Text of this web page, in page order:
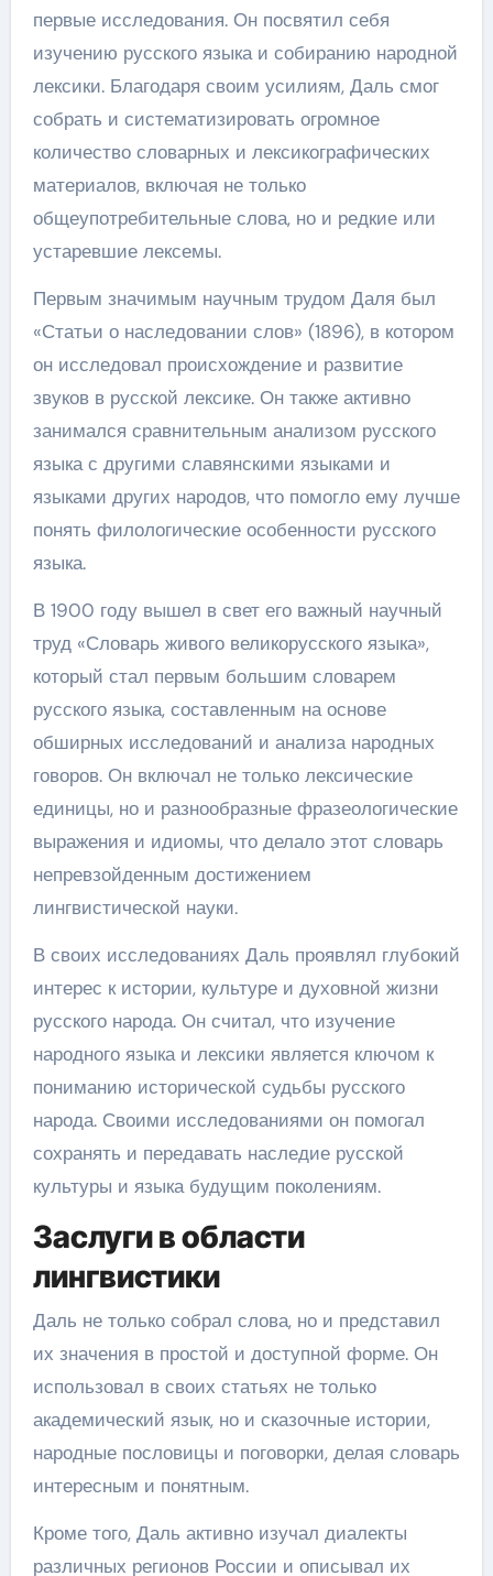
первые исследования. Он посвятил себя
изучению русского языка и собиранию народной
лексики. Благодаря своим усилиям, Даль смог
собрать и систематизировать огромное
количество словарных и лексикографических
материалов, включая не только
общеупотребительные слова, но и редкие или
устаревшие лексемы.
Первым значимым научным трудом Даля был
«Статьи о наследовании слов» (1896), в котором
он исследовал происхождение и развитие
звуков в русской лексике. Он также активно
занимался сравнительным анализом русского
языка с другими славянскими языками и
языками других народов, что помогло ему лучше
понять филологические особенности русского
языка.
В 1900 году вышел в свет его важный научный
труд «Словарь живого великорусского языка»,
который стал первым большим словарем
русского языка, составленным на основе
обширных исследований и анализа народных
говоров. Он включал не только лексические
единицы, но и разнообразные фразеологические
выражения и идиомы, что делало этот словарь
непревзойденным достижением
лингвистической науки.
В своих исследованиях Даль проявлял глубокий
интерес к истории, культуре и духовной жизни
русского народа. Он считал, что изучение
народного языка и лексики является ключом к
пониманию исторической судьбы русского
народа. Своими исследованиями он помогал
сохранять и передавать наследие русской
культуры и языка будущим поколениям.
Заслуги в области
лингвистики
Даль не только собрал слова, но и представил
их значения в простой и доступной форме. Он
использовал в своих статьях не только
академический язык, но и сказочные истории,
народные пословицы и поговорки, делая словарь
интересным и понятным.
Кроме того, Даль активно изучал диалекты
различных регионов России и описывал их